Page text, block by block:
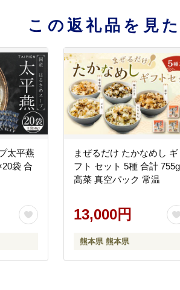
この返礼品を見
太平燕
まぜるだけ たかなめし ギ
フト セット 5種 合計 755g
高菜 真空パック 常温
13,000円
熊本県 熊本県